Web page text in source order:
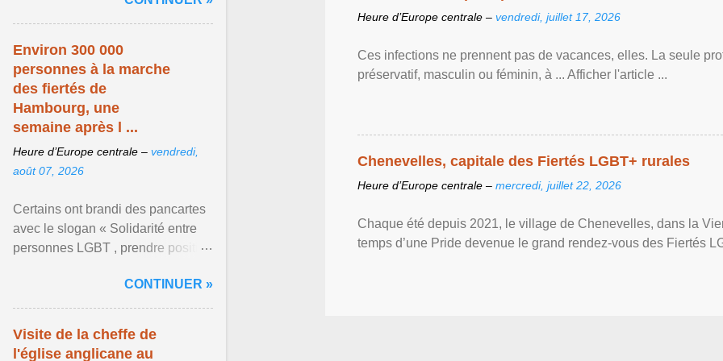
Heure d’Europe centrale – vendredi, juillet 17, 2026
Ces infections ne prennent pas de vacances, elles. La seule
préservatif, masculin ou féminin, à ... Afficher l'article ...
Chenevelles, capitale des Fiertés LGBT+ rurales
Heure d’Europe centrale – mercredi, juillet 22, 2026
Chaque été depuis 2021, le village de Chenevelles, dans la
temps d’une Pride devenue le grand rendez-vous des Fiertés
l'article ...
Environ 300 000
personnes à la marche
des fiertés de
Hambourg, une
semaine après l ...
Heure d’Europe centrale – vendredi,
août 07, 2026
Certains ont brandi des pancartes
avec le slogan « Solidarité entre
personnes LGBT , prendre position
organisateurs ... Afficher l'article ...
CONTINUER »
Visite de la cheffe de
l'église anglicane au